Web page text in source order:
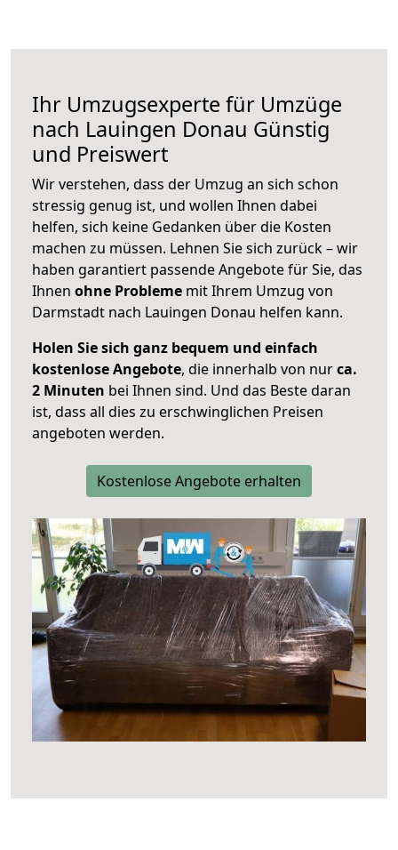
Ihr Umzugsexperte für Umzüge
nach Lauingen Donau Günstig
und Preiswert
Wir verstehen, dass der Umzug an sich schon
stressig genug ist, und wollen Ihnen dabei
helfen, sich keine Gedanken über die Kosten
machen zu müssen. Lehnen Sie sich zurück – wir
haben garantiert passende Angebote für Sie, das
Ihnen ohne Probleme mit Ihrem Umzug von
Darmstadt nach Lauingen Donau helfen kann.
Holen Sie sich ganz bequem und einfach
kostenlose Angebote, die innerhalb von nurca.
2 Minuten bei Ihnen sind. Und das Beste daran
ist, dass all dies zu erschwinglichen Preisen
angeboten werden.
Kostenlose Angebote erhalten